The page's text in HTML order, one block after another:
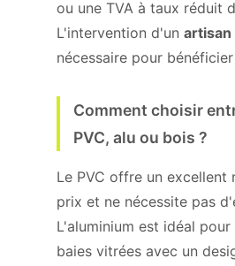
ou une TVA à taux réduit
L'intervention d'un artisan
nécessaire pour
Comment choisir
PVC, alu ou bois ?
Le PVC offre un
prix et ne nécessite pas
L'aluminium est idéal
baies vitrées avec un